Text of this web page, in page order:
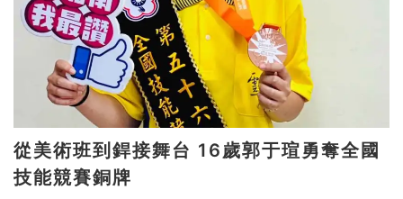
從美術班到銲接舞台 16歲郭于瑄勇奪全國
技能競賽銅牌